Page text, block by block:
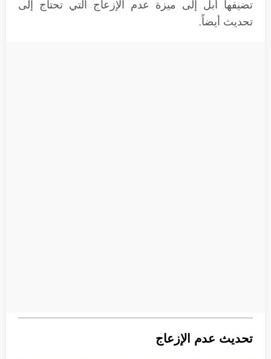
تضيفها أبل إلى ميزة عدم الإزعاج التي تحتاج إلى
تحديث أيضاً.
تحديث عدم الإزعاج